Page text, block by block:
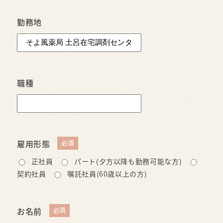
勤務地
職種
雇用形態
正社員
パート(夕方以降も勤務可能な方)
契約社員
嘱託社員(60歳以上の方)
お名前